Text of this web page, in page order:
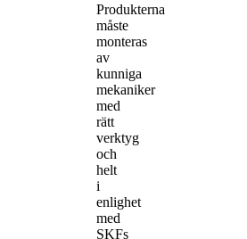
Produkterna
måste
monteras
av
kunniga
mekaniker
med
rätt
verktyg
och
helt
i
enlighet
med
SKFs